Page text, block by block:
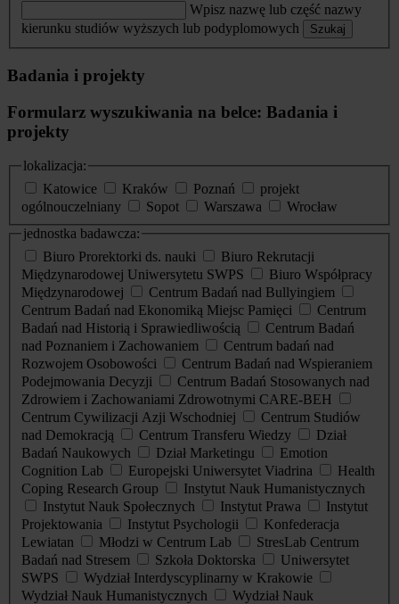
Wpisz nazwę lub część nazwy
kierunku studiów wyższych lub podyplomowych
Szukaj
Badania i projekty
Formularz wyszukiwania na belce: Badania i
projekty
lokalizacja:
Katowice
Kraków Poznań
projekt
ogólnouczelniany
Sopot Warszawa
Wrocław
jednostka badawcza:
Biuro Prorektorki ds. nauki
Biuro Rekrutacji
Międzynarodowej Uniwersytetu SWPS
Biuro Współpracy
Międzynarodowej
Centrum Badań nad Bullyingiem
Centrum Badań nad Ekonomiką Miejsc Pamięci
Centrum
Badań nad Historią i Sprawiedliwością
Centrum Badań
nad Poznaniem i Zachowaniem
Centrum badań nad
Rozwojem Osobowości
Centrum Badań nad Wspieraniem
Podejmowania Decyzji
Centrum Badań Stosowanych nad
Zdrowiem i Zachowaniami Zdrowotnymi CARE-BEH
Centrum Cywilizacji Azji Wschodniej
Centrum Studiów
nad Demokracją
Centrum Transferu Wiedzy
Dział
Badań Naukowych
Dział Marketingu
Emotion
Cognition Lab
Europejski Uniwersytet Viadrina
Health
Coping Research Group
Instytut Nauk Humanistycznych
Instytut Nauk Społecznych
Instytut Prawa
Instytut
Projektowania
Instytut Psychologii
Konfederacja
Lewiatan
Młodzi w Centrum Lab
StresLab Centrum
Badań nad Stresem
Szkoła Doktorska
Uniwersytet
SWPS
Wydział Interdyscyplinarny w Krakowie
Wydział Nauk Humanistycznych
Wydział Nauk